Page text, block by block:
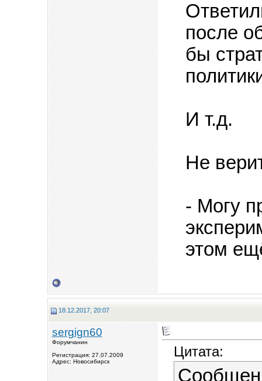
после
бы
И т.д.
Не
- Могу
этом
18.12.2017, 20:07
sergign60
Форумчанин
Регистрация: 27.07.2009
Адрес: Новосибирск
Цитата: